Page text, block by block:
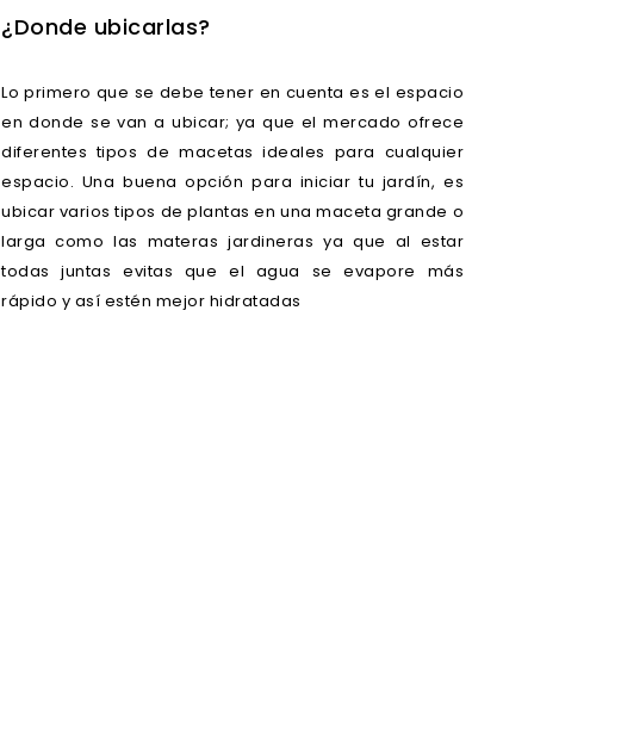
¿Donde ubicarlas?
Lo primero que se debe tener en cuenta es el espacio
en donde se van a ubicar; ya que el mercado ofrece
diferentes tipos de macetas ideales para cualquier
espacio. Una buena opción para iniciar tu jardín, es
ubicar varios tipos de plantas en una maceta grande o
larga como las materas jardineras ya que al estar
todas juntas evitas que el agua se evapore más
rápido y así estén mejor hidratadas